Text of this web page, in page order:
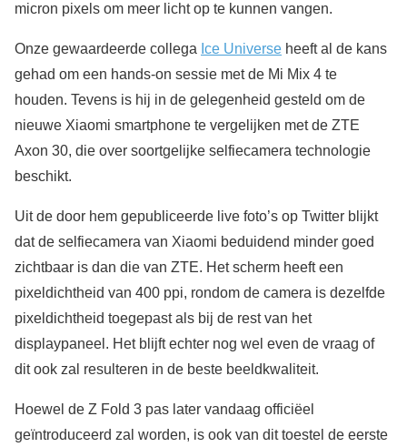
micron pixels om meer licht op te kunnen vangen.
Onze gewaardeerde collega Ice Universe heeft al de kans
gehad om een hands-on sessie met de Mi Mix 4 te
houden. Tevens is hij in de gelegenheid gesteld om de
nieuwe Xiaomi smartphone te vergelijken met de ZTE
Axon 30, die over soortgelijke selfiecamera technologie
beschikt.
Uit de door hem gepubliceerde live foto’s op Twitter blijkt
dat de selfiecamera van Xiaomi beduidend minder goed
zichtbaar is dan die van ZTE. Het scherm heeft een
pixeldichtheid van 400 ppi, rondom de camera is dezelfde
pixeldichtheid toegepast als bij de rest van het
displaypaneel. Het blijft echter nog wel even de vraag of
dit ook zal resulteren in de beste beeldkwaliteit.
Hoewel de Z Fold 3 pas later vandaag officiëel
geïntroduceerd zal worden, is ook van dit toestel de eerste